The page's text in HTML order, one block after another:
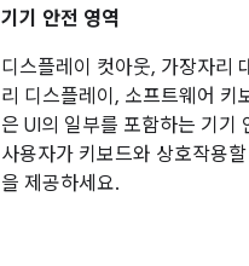
기기 안전 영역
디스플레이 컷아웃, 가장자리
리 디스플레이, 소프트웨어 키
은 UI의 일부를 포함하는 기기
사용자가 키보드와 상호작용
을 제공하세요.